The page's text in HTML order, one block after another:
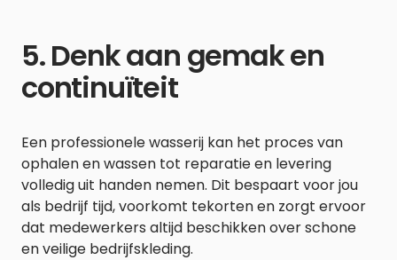
5. Denk aan gemak en
continuïteit
Een professionele wasserij kan het proces van
ophalen en wassen tot reparatie en levering
volledig uit handen nemen. Dit bespaart voor jou
als bedrijf tijd, voorkomt tekorten en zorgt ervoor
dat medewerkers altijd beschikken over schone
en veilige bedrijfskleding.